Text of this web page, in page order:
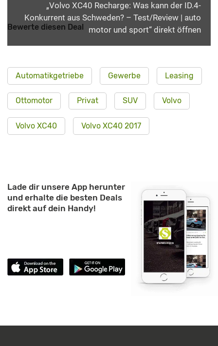
„Volvo XC40 Recharge: Was kann der ID.4-
Konkurrent aus Schweden? – Test/Review | auto
motor und sport“ direkt öffnen
Bewerte diesen Deal
Automatikgetriebe Gewerbe Leasing
Ottomotor Privat SUV Volvo
Volvo XC40 Volvo XC40 2017
Lade dir unsere App herunter
und erhalte die besten Deals
direkt auf dein Handy!